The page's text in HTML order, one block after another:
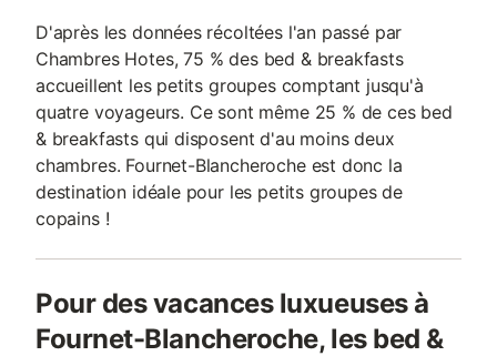
D'après les données récoltées l'an passé par
Chambres Hotes, 75 % des bed & breakfasts
accueillent les petits groupes comptant jusqu'à
quatre voyageurs. Ce sont même 25 % de ces bed
& breakfasts qui disposent d'au moins deux
chambres. Fournet-Blancheroche est donc la
destination idéale pour les petits groupes de
copains !
Pour des vacances luxueuses à
Fournet-Blancheroche, les bed &